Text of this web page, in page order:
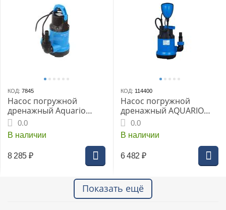
КОД: 7845
Насос погружной
дренажный Aquario
ADS-1500
0.0
В наличии
8 285 ₽
КОД: 114400
Насос погружной
дренажный AQUARIO
ADS-250-5E, 250 Вт
0.0
В наличии
6 482 ₽
Показать ещё